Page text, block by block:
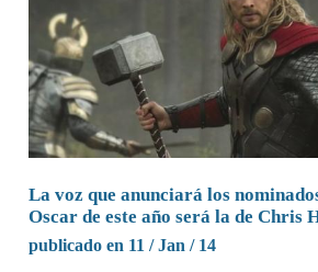
La voz que anunciará los
Oscar de este año será la de Chris
publicado en 11 / Jan / 14